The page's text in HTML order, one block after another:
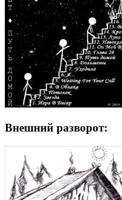
Внешний разворот: